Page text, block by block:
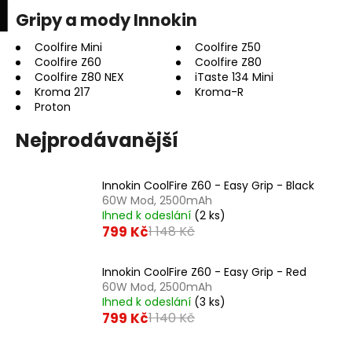
Přejít
na
obsah
Gripy a mody Innokin
Coolfire Mini
Coolfire Z50
Coolfire Z60
Coolfire Z80
Coolfire Z80 NEX
iTaste 134 Mini
Kroma 217
Kroma-R
Proton
Nejprodávanější
Innokin CoolFire Z60 - Easy Grip - Black
60W Mod, 2500mAh
Ihned k odeslání (2 ks)
799 Kč1 148 Kč
Innokin CoolFire Z60 - Easy Grip - Red
60W Mod, 2500mAh
Ihned k odeslání (3 ks)
799 Kč1 140 Kč
o Zpět
Zpět
C
o
p
o